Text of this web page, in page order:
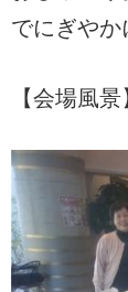
でにぎやか
【会場風景